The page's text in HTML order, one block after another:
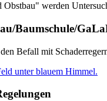
werden
Baumschule/
Befall mit